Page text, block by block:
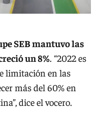
SEB mantuvo las
un 8%. “2022 es
limitación en las
más del 60% en
dice el vocero.